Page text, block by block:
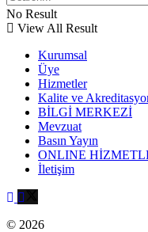
No Result
View All Result
Kurumsal
Üye
Hizmetler
Kalite ve
BİLGİ MERKEZİ
Mevzuat
Basın Yayın
ONLINE
İletişim
© 2026